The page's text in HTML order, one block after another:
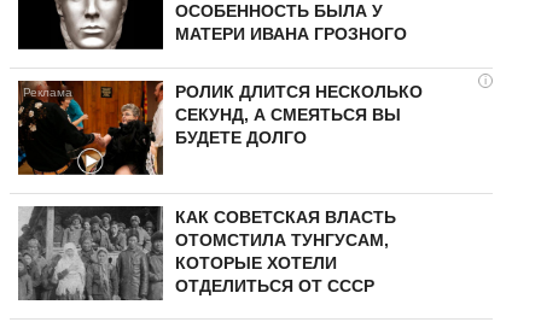
ОСОБЕННОСТЬ БЫЛА У
МАТЕРИ ИВАНА ГРОЗНОГО
i
РОЛИК ДЛИТСЯ НЕСКОЛЬКО
СЕКУНД, А СМЕЯТЬСЯ ВЫ
БУДЕТЕ ДОЛГО
КАК СОВЕТСКАЯ ВЛАСТЬ
ОТОМСТИЛА ТУНГУCAМ,
КОТОРЫЕ ХОТЕЛИ
ОТДЕЛИТЬСЯ ОТ СССР